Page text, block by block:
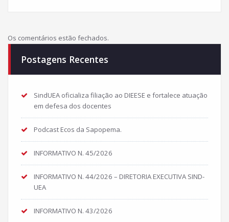
Os comentários estão fechados.
Postagens Recentes
SindUEA oficializa filiação ao DIEESE e fortalece atuação
em defesa dos docentes
Podcast Ecos da Sapopema.
INFORMATIVO N. 45/2026
INFORMATIVO N. 44/2026 – DIRETORIA EXECUTIVA SIND-
UEA
INFORMATIVO N. 43/2026